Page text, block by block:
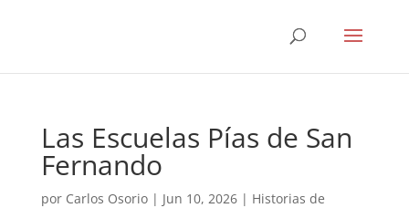
Las Escuelas Pías de San
Fernando
por Carlos Osorio| Jun 10, 2026| Historias de